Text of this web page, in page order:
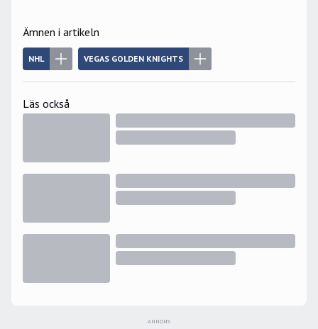
Ämnen i artikeln
NHL VEGAS GOLDEN KNIGHTS
Läs också
ANNONS